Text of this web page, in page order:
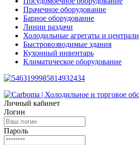
Прачечное оборудование
Барное оборудование
Линии раздачи
Холодильные агрегаты и централи
Быстровозводимые здания
Кухонный инвентарь
Климатическое оборудование
Личный кабинет
Логин
Пароль